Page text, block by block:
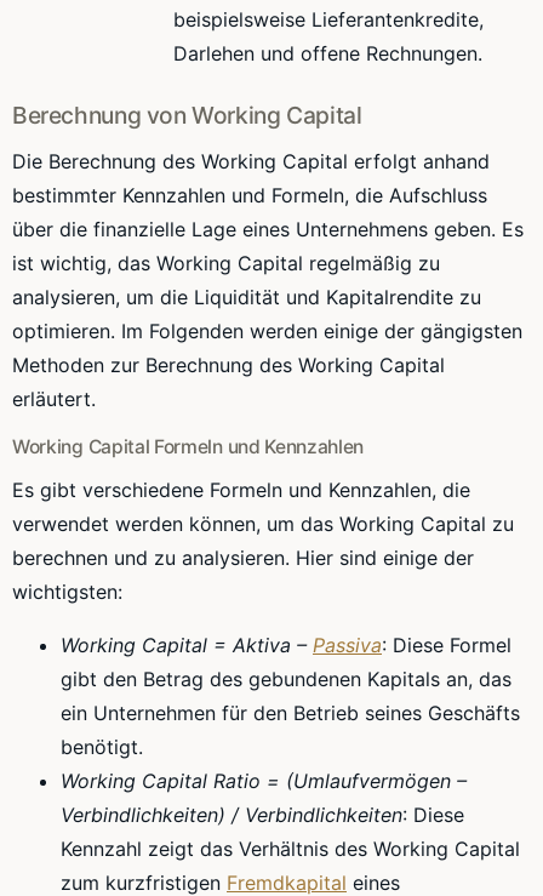
beispielsweise Lieferantenkredite,
Darlehen und offene Rechnungen.
Berechnung von Working Capital
Die Berechnung des Working Capital erfolgt anhand
bestimmter Kennzahlen und Formeln, die Aufschluss
über die finanzielle Lage eines Unternehmens geben. Es
ist wichtig, das Working Capital regelmäßig zu
analysieren, um die Liquidität und Kapitalrendite zu
optimieren. Im Folgenden werden einige der gängigsten
Methoden zur Berechnung des Working Capital
erläutert.
Working Capital Formeln und Kennzahlen
Es gibt verschiedene Formeln und Kennzahlen, die
verwendet werden können, um das Working Capital zu
berechnen und zu analysieren. Hier sind einige der
wichtigsten:
Working Capital = Aktiva – Passiva: Diese Formel
gibt den Betrag des gebundenen Kapitals an, das
ein Unternehmen für den Betrieb seines Geschäfts
benötigt.
Working Capital Ratio = (Umlaufvermögen –
Verbindlichkeiten) / Verbindlichkeiten: Diese
Kennzahl zeigt das Verhältnis des Working Capital
zum kurzfristigen Fremdkapital eines